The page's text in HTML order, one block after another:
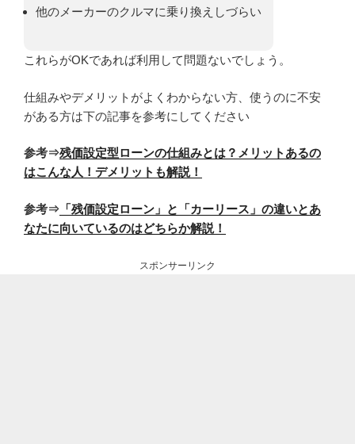
他のメーカーのクルマに乗り換えしづらい
これらがOKであれば利用して問題ないでしょう。
仕組みやデメリットがよくわからない方、使うのに不安
がある方は下の記事を参考にしてください
参考⇒残価設定型ローンの仕組みとは？メリットあるの
はこんな人！デメリットも解説！
参考⇒ 「残価設定ローン」と「カーリース」の違いとあ
なたに向いているのはどちらか解説！
スポンサーリンク